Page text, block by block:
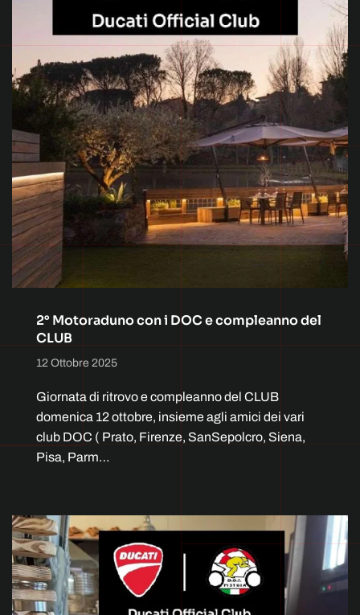
2° Motoraduno con i DOC e compleanno del
CLUB
12 Ottobre 2025
Giornata di ritrovo e compleanno del CLUB
domenica 12 ottobre, insieme agli amici dei vari
club DOC ( Prato, Firenze, SanSepolcro, Siena,
Pisa, Parm…